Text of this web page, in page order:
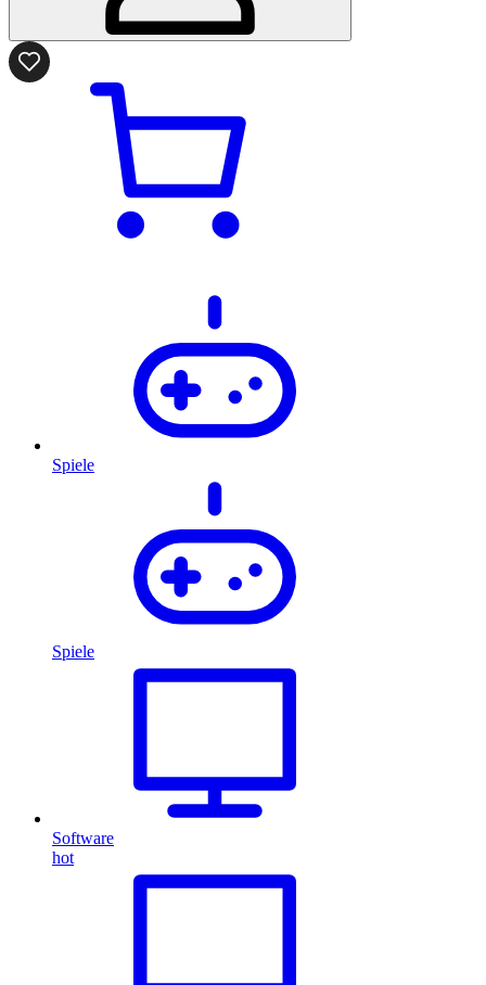
Spiele
Spiele
Software
hot